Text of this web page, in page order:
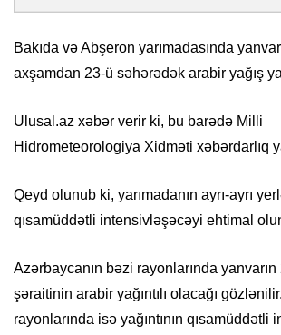
Bakıda və Abşeron yarımadasında
axşamdan 23-ü səhərədək arabir yağış
Ulusal.az xəbər verir ki, bu barədə Milli
Hidrometeorologiya Xidməti xəbərdarlıq
Qeyd olunub ki, yarımadanın ayrı-ayrı
qısamüddətli intensivləşəcəyi ehtimal
Azərbaycanın bəzi rayonlarında
şəraitinin arabir yağıntılı olacağı
rayonlarında isə yağıntının qısamüddətli